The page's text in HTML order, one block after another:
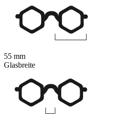
55 mm
Glasbreite